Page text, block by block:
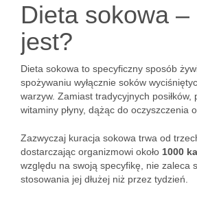
Dieta sokowa –
jest?
Dieta sokowa to specyficzny sposób
spożywaniu wyłącznie soków
warzyw. Zamiast tradycyjnych posiłków,
witaminy płyny, dążąc do oczyszczenia
Zazwyczaj kuracja sokowa trwa od
dostarczając organizmowi około 1000
względu na swoją specyfikę, nie zaleca
stosowania jej dłużej niż przez tydzień.